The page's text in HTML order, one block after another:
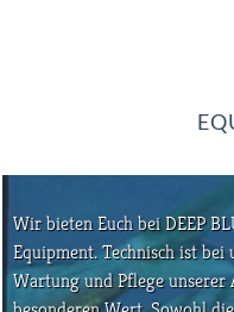
Wir bieten Euch bei DEEP
Equipment. Technisch ist bei
Wartung und Pflege